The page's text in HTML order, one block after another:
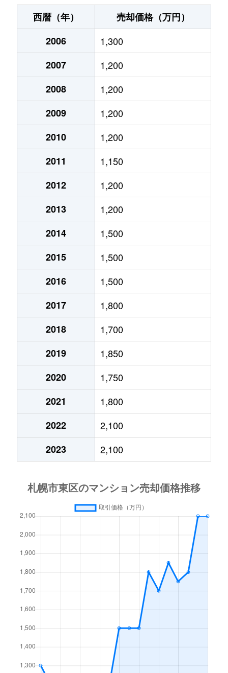
北７条東
3,500万円 東区役所前
北８条東
1,200万円
北８条東
1,400万円
北８条東
390万円
北８条東
390万円
北８条東
300万円
北８条東
3,000万円
北８条東
2,600万円
北９条東
3,400万円
北１０条東
1,800万円
北１０条東
1,900万円
北１２条東
1,800万円
北１２条東
2,700万円
北１２条東
2,300万円
北１３条東
3,800万円
北１３条東
2,100万円
北１４条東
1,700万円
北１５条東
2,100万円
北１５条東
3,000万円
北１７条東
環状通東
2,700万円 環状通東
北１８条東
北１９条東
350万円 北18条
北１９条東
北18条
北18条
北２０条東
2,200万円 北18条
北２０条東
1,600万円
西暦（年）
売却価格（万円）
2006
1,300
2007
1,200
2008
1,200
2009
1,200
2010
1,200
2011
1,150
2012
1,200
2013
1,200
2014
1,500
2015
1,500
2016
1,500
2017
1,800
2018
1,700
2019
1,850
2020
1,750
2021
1,800
2022
2,100
2023
2,100